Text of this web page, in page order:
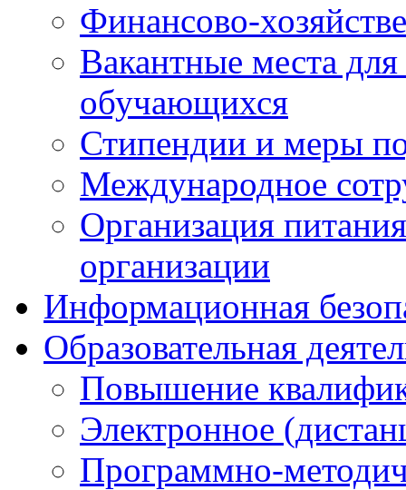
Финансово-
Вакантные места
обучающихся
Стипендии и меры
Международное
Организация
организации
Информационная
Образовательная
Повышение
Электронное
Программно-